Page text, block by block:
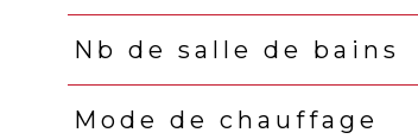
Nb de salle de bains
Mode de chauffage